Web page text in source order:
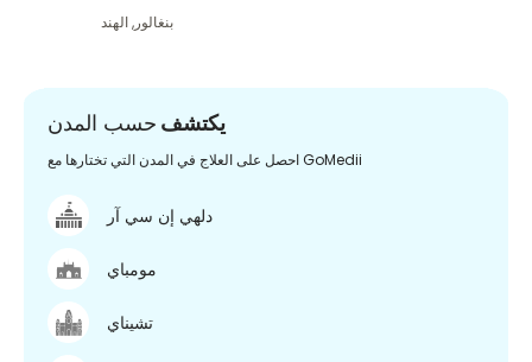
بنغالور,الهند
يكتشف حسب المدن
احصل على العلاج في المدن التي تختارها مع GoMedii
دلهي إن سي آر
مومباي
تشيناي